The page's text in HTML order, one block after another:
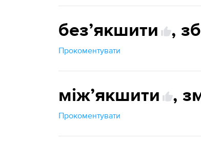
безʼякшити ,
Прокоментувати
міжʼякшити ,
Прокоментувати